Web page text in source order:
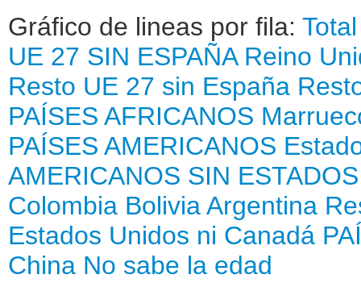
Gráfico de lineas por fila: Total
UE 27 SIN ESPAÑA Reino
Resto UE 27 sin España
PAÍSES AFRICANOS
PAÍSES AMERICANOS
AMERICANOS SIN
Colombia BoliviaArgentina
Estados Unidos ni Canadá
China No sabe la edad